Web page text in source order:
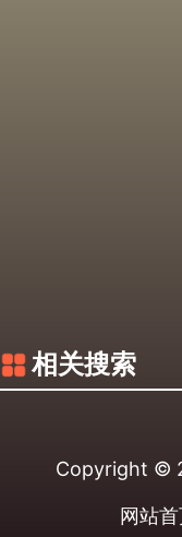
相关搜索
Copyright ©
网站